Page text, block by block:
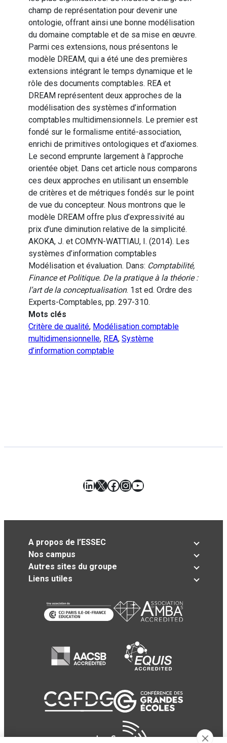
champ de représentation pour devenir une
ontologie, offrant ainsi une bonne modélisation
du domaine comptable et de sa mise en œuvre.
Parmi ces extensions, nous présentons le
modèle DREAM, qui a été une des premières
extensions intégrant le temps dynamique et le
rôle des documents comptables. REA et
DREAM représentent deux approches de la
modélisation des systèmes d’information
comptables multidimensionnels. Le premier est
fondé sur le formalisme entité-association,
enrichi de primitives ontologiques et d’axiomes.
Le second emprunte largement à l’approche
orientée objet. Dans cet article nous comparons
ces deux approches en utilisant un ensemble
de critères et de métriques fondés sur le point
de vue du concepteur. Nous montrons que le
modèle DREAM offre plus d’expressivité au
prix d’une diminution relative de la simplicité.
AKOKA, J. et COMYN-WATTIAU, I. (2014). Les
systèmes d’information comptables
Modélisation et évaluation. Dans: Comptabilité,
Finance et Politique. De la pratique à la théorie :
l’art de la conceptualisation. 1st ed. Ordre des
Experts-Comptables, pp. 297-310.
Mots clés
Critère de qualité, Modélisation comptable
multidimensionnelle, REA, Système
d’information comptable
LinkedIn
X Facebook
Instagram
YouTube
A propos de l’ESSEC
Nos campus
Autres sites du groupe
Liens utiles